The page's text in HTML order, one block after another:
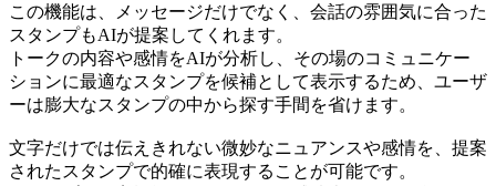
この機能は、メッセージだけでなく、会話の雰囲気に合った
スタンプもAIが提案してくれます。
トークの内容や感情をAIが分析し、その場のコミュニケー
ションに最適なスタンプを候補として表示するため、ユーザ
ーは膨大なスタンプの中から探す手間を省けます。
文字だけでは伝えきれない微妙なニュアンスや感情を、提案
されたスタンプで的確に表現することが可能です。